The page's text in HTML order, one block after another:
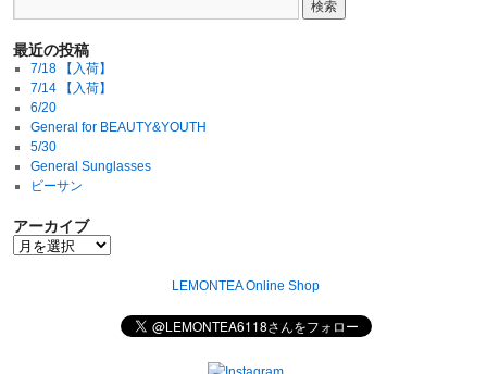
最近の投稿
7/18 【入荷】
7/14 【入荷】
6/20
General for BEAUTY&YOUTH
5/30
General Sunglasses
ビーサン
アーカイブ
LEMONTEA Online Shop